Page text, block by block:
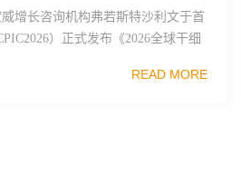
威增长咨询机构弗若斯特沙利文于首
）正式发布《2026全球干细
READ MORE